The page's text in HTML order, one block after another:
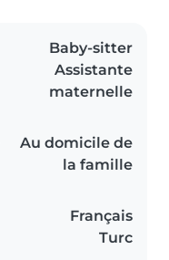
Baby-sitter
Assistante
maternelle
Au domicile de
la famille
Français
Turc